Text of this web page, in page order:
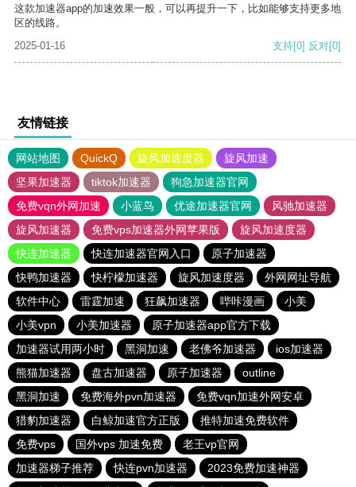
这款加速器app的加速效果一般，可以再提升一下，比如能够支持更多地
区的线路。
2025-01-16
支持[0] 反对[0]
友情链接
网站地图 QuickQ 旋风加速度器
旋风加速
坚果加速器
tiktok加速器
狗急加速器官网
免费vqn外网加速
小蓝鸟 优途加速器官网
风驰加速器
旋风加速器
免费vps加速器外网苹果版
旋风加速度器
快连加速器
快连加速器官网入口
原子加速器
快鸭加速器
快柠檬加速器 旋风加速度器
外网网址导航
软件中心
雷霆加速 狂飙加速器 哔咔漫画
小美
小美vpn
小美加速器
原子加速器app官方下载
加速器试用两小时
黑洞加速 老佛爷加速器
ios加速器
熊猫加速器
盘古加速器 原子加速器
outline
黑洞加速
免费海外pvn加速器
免费vqn加速外网安卓
猎豹加速器
白鲸加速官方正版
推特加速免费软件
免费vps
国外vps 加速免费
老王vp官网
加速器梯子推荐
快连pvn加速器
2023免费加速神器